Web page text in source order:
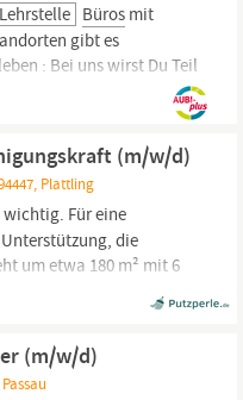
Lehrstelle Büros mit
gibt es
: Bei uns wirst Du Teil
und vielfältig. Klassische
zählt das Wir. Mit
(m/w/d)
Plattling
wichtig. Für eine
die
um etwa 180 m² mit 6
umfassen die
Oberflächen und
ist flexibel und kann
(m/w/d)